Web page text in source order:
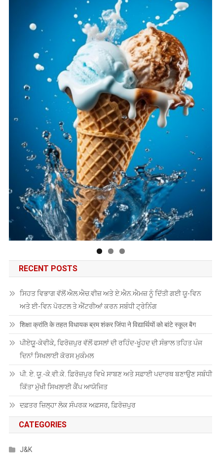
RECENT POSTS
ਸਿਹਤ ਵਿਭਾਗ ਵੱਲੋਂ ਐਲ.ਐਚ.ਵੀਜ਼ ਅਤੇ ਏ.ਐਨ.ਐਮਜ਼ ਨੂੰ ਦਿੱਤੀ ਗਈ ਯੂ-ਵਿਨ
ਅਤੇ ਈ-ਵਿਨ ਪੋਰਟਲ ਤੇ ਐਂਟਰੀਆਂ ਕਰਨ ਸਬੰਧੀ ਟ੍ਰੇਨਿੰਗ
शिक्षा क्रांति के तहत विधायक ब्रम शंकर जिंपा ने विद्यार्थियों को बांटे स्कूल बैग
ਪੀਏਯੂੑ-ਕੇਵੀਕੇ, ਫਿਰੋਜ਼ਪੁਰ ਵੱਲੋਂ ਫਸਲਾਂ ਦੀ ਰਹਿੰਦ-ਖੂੰਹਦ ਦੀ ਸੰਭਾਲ ਤਹਿਤ ਪੰਜ
ਦਿਨਾਂ ਸਿਖਲਾਈ ਕੋਰਸ ਮੁਕੰਮਲ
ਪੀ. ਏ. ਯੂ.-ਕੇ.ਵੀ.ਕੇ. ਫ਼ਿਰੋਜ਼ਪੁਰ ਵਿਖੇ ਸਾਬਣ ਅਤੇ ਸਫ਼ਾਈ ਪਦਾਰਥ ਬਣਾਉਣ ਸਬੰਧੀ
ਕਿੱਤਾ ਮੁੱਖੀ ਸਿਖਲਾਈ ਕੈਂਪ ਆਯੋਜਿਤ
ਦਫ਼ਤਰ ਜ਼ਿਲ੍ਹਾ ਲੋਕ ਸੰਪਰਕ ਅਫ਼ਸਰ, ਫ਼ਿਰੋਜ਼ਪੁਰ
CATEGORIES
J&K